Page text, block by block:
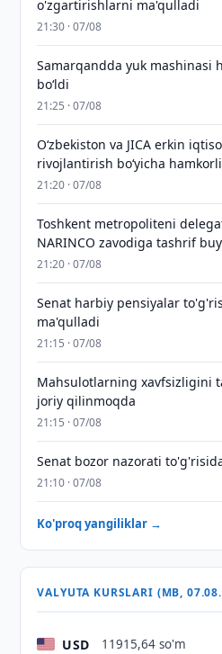
o'zgartirishlarni ma'qulladi
21:30 · 07/08
Samarqandda yuk mashinasi
bo‘ldi
21:25 · 07/08
Oʻzbekiston va JICA erkin
rivojlantirish boʻyicha
21:20 · 07/08
Toshkent metropoliteni
NARINCO zavodiga tashrif
21:20 · 07/08
Senat harbiy pensiyalar
ma'qulladi
21:15 · 07/08
Mahsulotlarning xavfsizligini
joriy qilinmoqda
21:15 · 07/08
Senat bozor nazorati
21:10 · 07/08
Ko'proq yangiliklar →
VALYUTA KURSLARI (MB,
USD 11915,64 so'm